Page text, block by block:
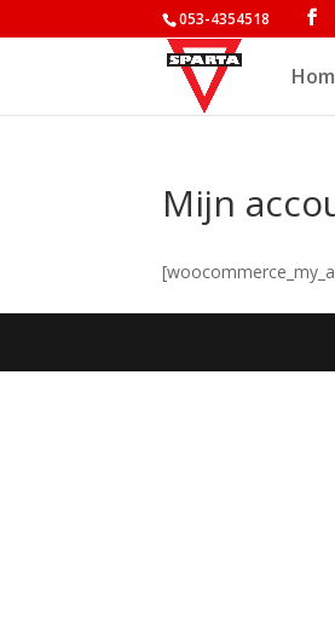
053-4354518
Mijn